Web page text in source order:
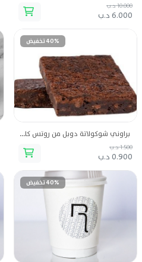
10.000 د.ب
6.000 د.ب
40% تخفيض
براوني شوكولاتة دوبل من روتس كافيه
1.500 د.ب
0.900 د.ب
40% تخفيض